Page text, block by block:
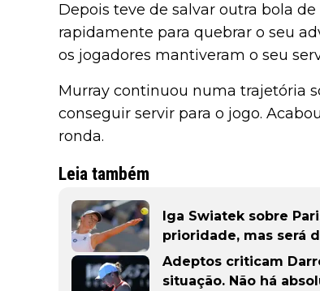
Depois teve de salvar outra bola
rapidamente para quebrar o seu
os jogadores mantiveram o seu
Murray continuou numa trajetória
conseguir servir para o jogo.
ronda.
Leia também
Iga Swiatek sobre
prioridade, mas será
Adeptos criticam
situação. Não há